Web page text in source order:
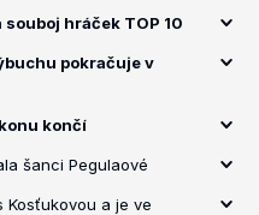
hráček TOP 10
pokračuje v
končí
šanci Pegulaové
Kosťukovou a je ve